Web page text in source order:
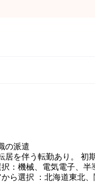
の派遣
居を伴う転勤あり。 初
：機械、電気電子、半
から選択 ：北海道東北